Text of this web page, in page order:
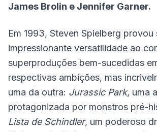
James Brolin e Jennifer Garner.
Em 1993, Steven Spielberg provou
impressionante versatilidade ao
superproduções bem-sucedidas
respectivas ambições, mas
uma da outra: Jurassic Park, uma
protagonizada por monstros pré-
Lista de Schindler, um poderoso